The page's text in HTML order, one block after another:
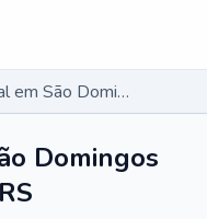
Clínico Geral em São Domingos do Sul - RS
Domingos